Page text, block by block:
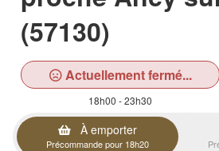
(57130)
Actuellement fermé...
18h00 - 23h30
À emporter
Précommande pour 18h20